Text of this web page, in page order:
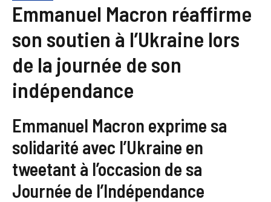
Emmanuel Macron réaffirme
son soutien à l’Ukraine lors
de la journée de son
indépendance
Emmanuel Macron exprime sa
solidarité avec l’Ukraine en
tweetant à l’occasion de sa
Journée de l’Indépendance